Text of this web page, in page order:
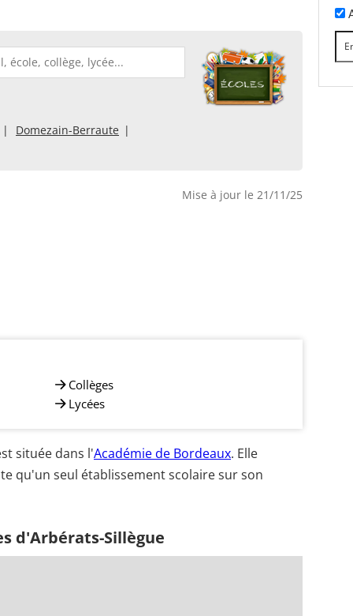
Domezain-Berraute
Mise à jour le 21/11/25
Collèges
Lycées
située dans l'Académie de Bordeaux. Elle
qu'un seul établissement scolaire sur son
d'Arbérats-Sillègue